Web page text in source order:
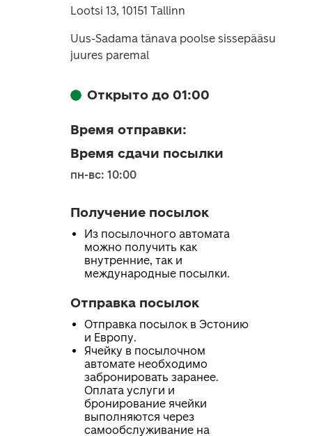
Lootsi 13, 10151 Tallinn
Uus-Sadama tänava poolse sissepääsu
juures paremal
Открыто до 01:00
Время отправки:
Время сдачи посылки
пн-вс: 10:00
Получение посылок
Из посылочного автомата
можно получить как
внутренние, так и
международные посылки.
Отправка посылок
Отправка посылок в Эстонию
и Европу.
Ячейку в посылочном
автомате необходимо
забронировать заранее.
Оплата услуги и
бронирование ячейки
выполняются через
самообслуживание на